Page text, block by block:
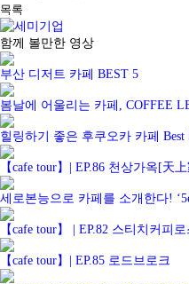
목록
함께 볼만한 영상
부산 디저트 카페 BEST 5
봄날에 어울리는 카페, COFFEE
힐링하기 좋은 후쿠오카 카페 Best
【cafe tour】| EP.86 천상가옥[天
세로본능으로 카페를 소개한다!
【cafe tour】 | EP.82 스티치커피
【cafe tour】| EP.85 로드브로크